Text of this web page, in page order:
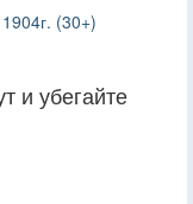
(30+)
и убегайте